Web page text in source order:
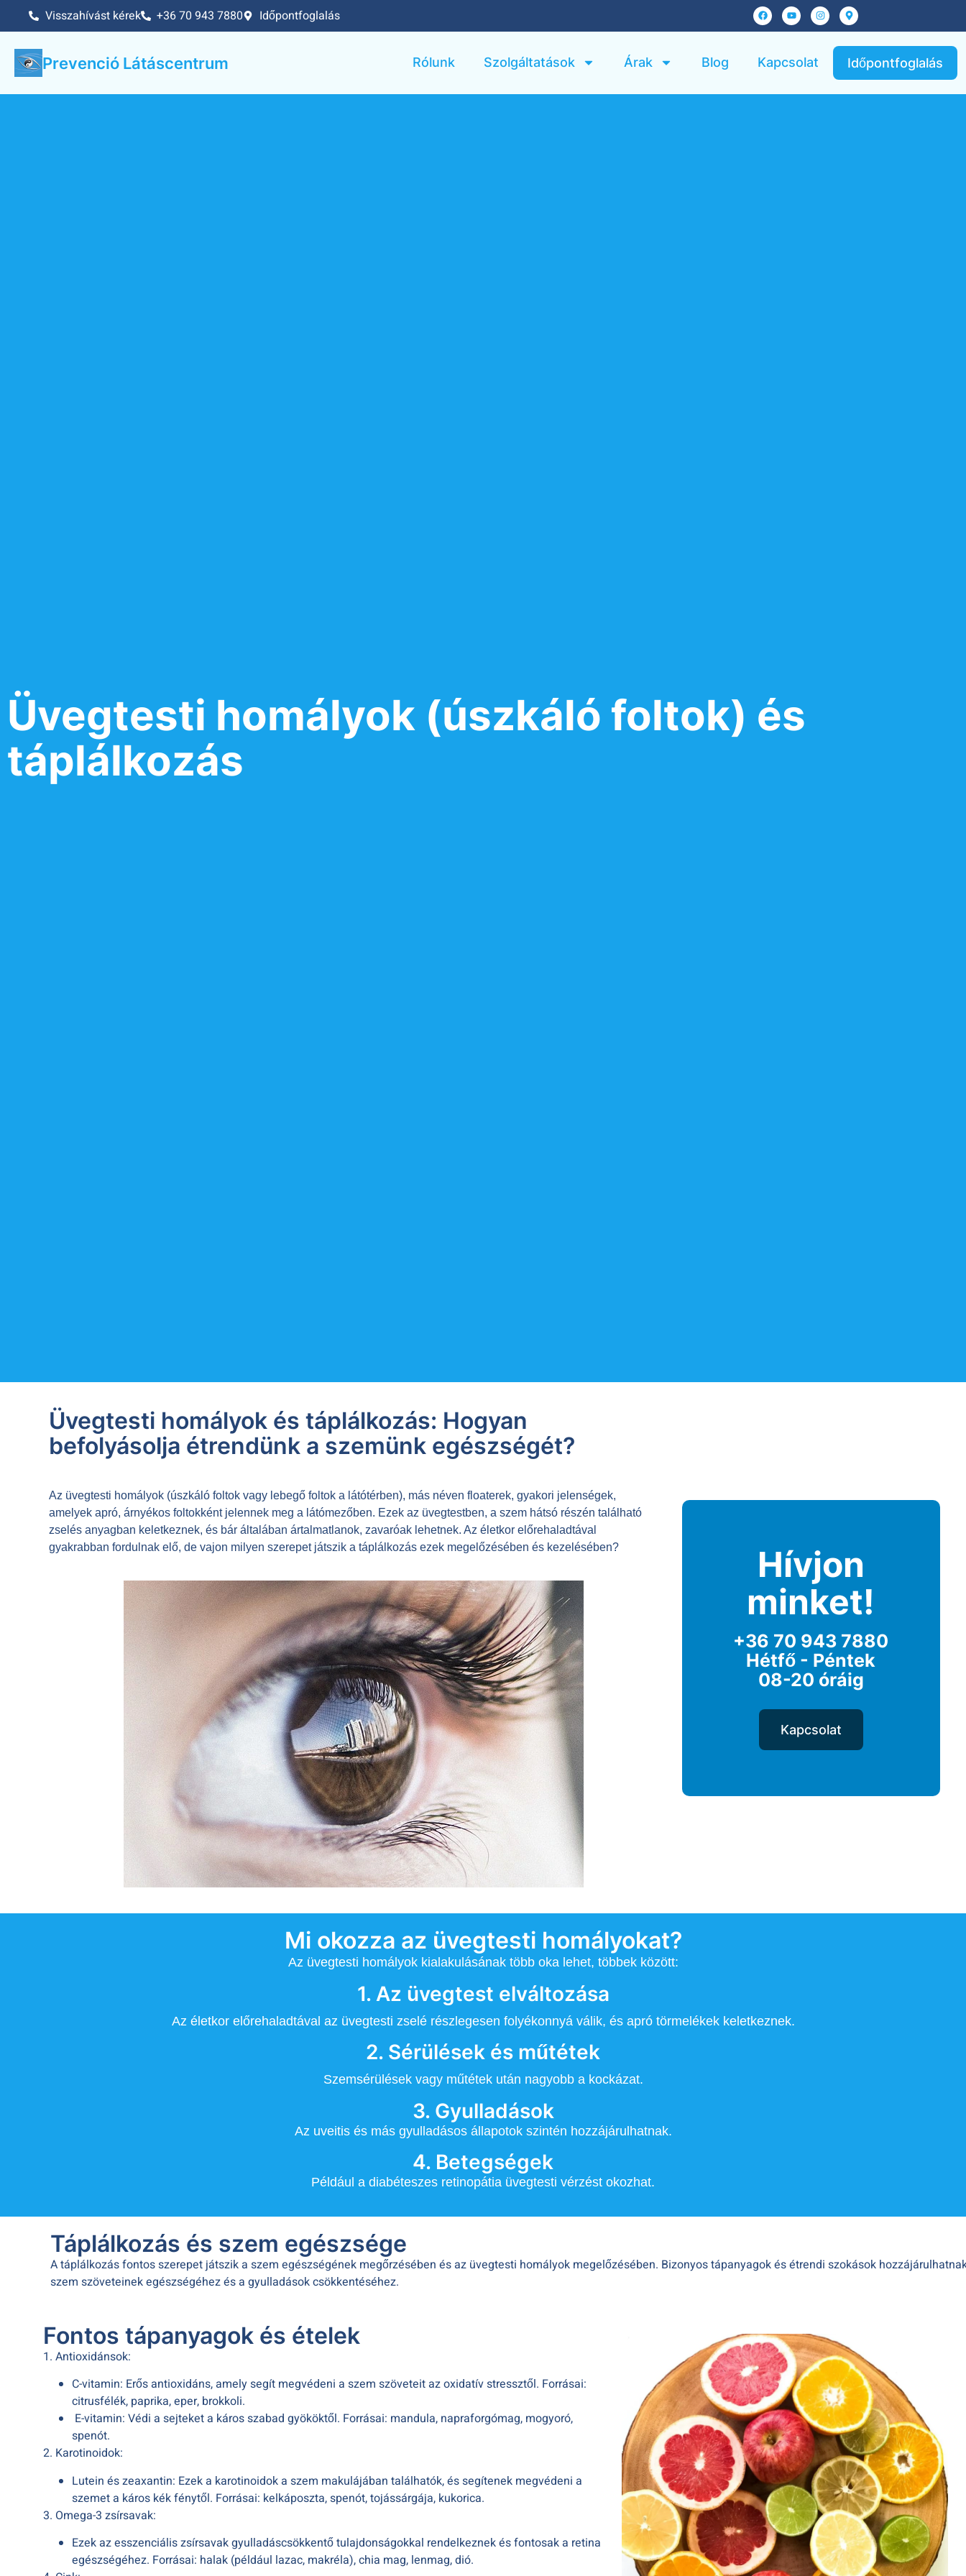
Visszahívást kérek +36 70 943 7880 Időpontfoglalás
Prevenció Látáscentrum Rólunk Szolgáltatások Árak Blog Kapcsolat Időpontfoglalás
Üvegtesti homályok (úszkáló foltok) és
táplálkozás
Üvegtesti homályok és táplálkozás: Hogyan
befolyásolja étrendünk a szemünk egészségét?
Az üvegtesti homályok (úszkáló foltok vagy lebegő foltok a látótérben), más néven floaterek, gyakori jelenségek,
amelyek apró, árnyékos foltokként jelennek meg a látómezőben. Ezek az üvegtestben, a szem hátsó részén található
zselés anyagban keletkeznek, és bár általában ártalmatlanok, zavaróak lehetnek. Az életkor előrehaladtával
gyakrabban fordulnak elő, de vajon milyen szerepet játszik a táplálkozás ezek megelőzésében és kezelésében?
Hívjon
minket!
+36 70 943 7880
Hétfő - Péntek
08-20 óráig
Kapcsolat
Mi okozza az üvegtesti homályokat?
Az üvegtesti homályok kialakulásának több oka lehet, többek között:
1. Az üvegtest elváltozása
Az életkor előrehaladtával az üvegtesti zselé részlegesen folyékonnyá válik, és apró törmelékek keletkeznek.
2. Sérülések és műtétek
Szemsérülések vagy műtétek után nagyobb a kockázat.
3. Gyulladások
Az uveitis és más gyulladásos állapotok szintén hozzájárulhatnak.
4. Betegségek
Például a diabéteszes retinopátia üvegtesti vérzést okozhat.
Táplálkozás és szem egészsége
A táplálkozás fontos szerepet játszik a szem egészségének megőrzésében és az üvegtesti homályok megelőzésében. Bizonyos tápanyagok és étrendi szokások
szem szöveteinek egészségéhez és a gyulladások csökkentéséhez.
Fontos tápanyagok és ételek
1. Antioxidánsok:
C-vitamin: Erős antioxidáns, amely segít megvédeni a szem szöveteit az oxidatív stressztől. Forrásai:
citrusfélék, paprika, eper, brokkoli.
E-vitamin: Védi a sejteket a káros szabad gyököktől. Forrásai: mandula, napraforgómag, mogyoró,
spenót.
2. Karotinoidok:
Lutein és zeaxantin: Ezek a karotinoidok a szem makulájában találhatók, és segítenek megvédeni a
szemet a káros kék fénytől. Forrásai: kelkáposzta, spenót, tojássárgája, kukorica.
3. Omega-3 zsírsavak:
Ezek az esszenciális zsírsavak gyulladáscsökkentő tulajdonságokkal rendelkeznek és fontosak a retina
egészségéhez. Forrásai: halak (például lazac, makréla), chia mag, lenmag, dió.